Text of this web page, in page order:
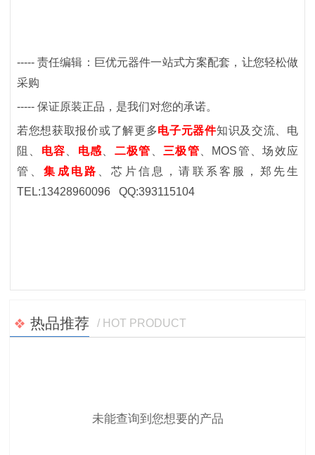
-----责任编辑：巨优元器件一站式方案配套，让您轻松做
采购
----- 保证原装正品，是我们对您的承诺。
若您想获取报价或了解更多电子元器件知识及交流、电
阻、 电容 电感 二极管 三极管 MOS管、场效应
管
、集成电路 、芯片信息，请联系客服
，郑先生
TEL:13428960096 QQ:393115104
热品推荐 / HOT PRODUCT
未能查询到您想要的产品